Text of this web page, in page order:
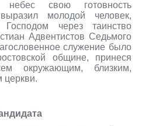
свою готовность
молодой человек,
через таинство
Адвентистов Седьмого
служение было
общине, принеся
окружающим, близким,
церкви.